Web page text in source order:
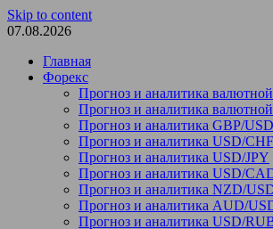
Skip to content
07.08.2026
Главная
Форекс
Прогноз и аналитика
Прогноз и аналитика
Прогноз и аналитика GBP/
Прогноз и аналитика USD/CHF
Прогноз и аналитика USD/JPY
Прогноз и аналитика USD/
Прогноз и аналитика NZD/
Прогноз и аналитика AUD/
Прогноз и аналитика USD/